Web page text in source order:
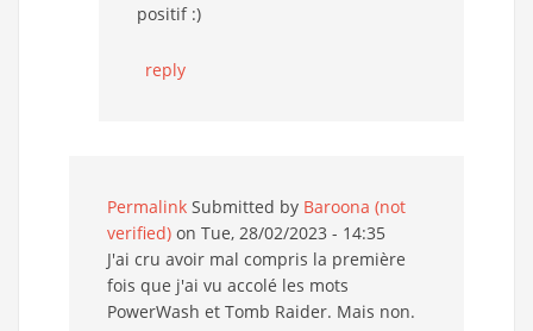
positif :)
reply
Permalink Submitted by Baroona (not
verified) on Tue, 28/02/2023 - 14:35
J'ai cru avoir mal compris la première
fois que j'ai vu accolé les mots
PowerWash et Tomb Raider. Mais non.